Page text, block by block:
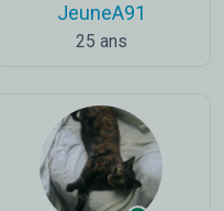
JeuneA91
25 ans